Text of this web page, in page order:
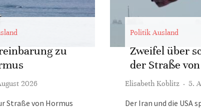
zu
2026
Straße von Hormus
Politik Ausland
Zweifel über
der Straße
Elisabeth Koblitz · 5.
Der Iran und die USA